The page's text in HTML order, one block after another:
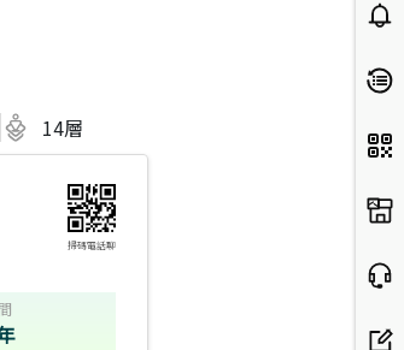
14層
掃碼電話聊
2024年6月業績破百